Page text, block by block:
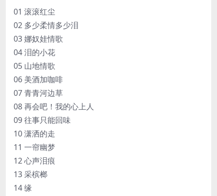
01 滚滚红尘
02 多少柔情多少泪
03 娜奴娃情歌
04 泪的小花
05 山地情歌
06 美酒加咖啡
07 青青河边草
08 再会吧！我的心上人
09 往事只能回味
10 潇洒的走
11 一帘幽梦
12 心声泪痕
13 采槟榔
14 缘